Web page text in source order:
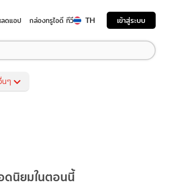
ลดแอป กล่องทรูไอดี ทีวี TH เข้าสู่ระบบ
นๆ
ดนิยมในตอนนี้